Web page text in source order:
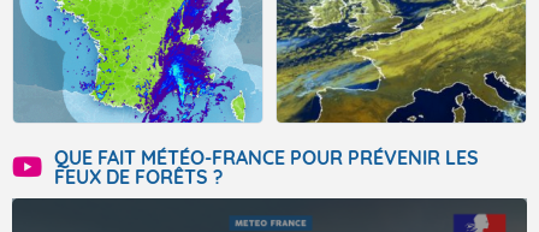
QUE FAIT MÉTÉO-FRANCE POUR PRÉVENIR LES
FEUX DE FORÊTS ?